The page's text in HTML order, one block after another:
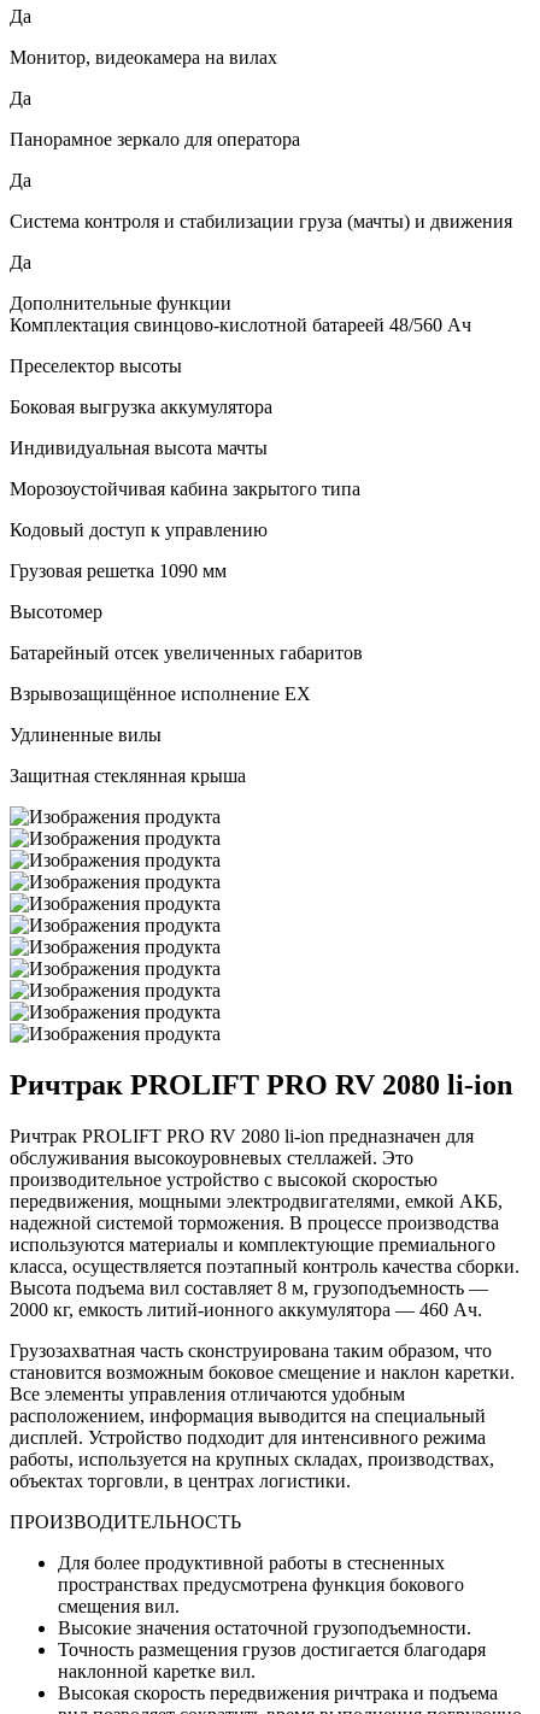
Да
Монитор, видеокамера на вилах
Да
Панорамное зеркало для оператора
Да
Система контроля и стабилизации груза (мачты) и движения
Да
Дополнительные функции
Комплектация свинцово-кислотной батареей 48/560 Ач
Преселектор высоты
Боковая выгрузка аккумулятора
Индивидуальная высота мачты
Морозоустойчивая кабина закрытого типа
Кодовый доступ к управлению
Грузовая решетка 1090 мм
Высотомер
Батарейный отсек увеличенных габаритов
Взрывозащищённое исполнение EX
Удлиненные вилы
Защитная стеклянная крыша
Ричтрак PROLIFT PRO RV 2080 li-ion
Ричтрак PROLIFT PRO RV 2080 li-ion предназначен для
обслуживания высокоуровневых стеллажей. Это
производительное устройство с высокой скоростью
передвижения, мощными электродвигателями, емкой АКБ,
надежной системой торможения. В процессе производства
используются материалы и комплектующие премиального
класса, осуществляется поэтапный контроль качества сборки.
Высота подъема вил составляет 8 м, грузоподъемность —
2000 кг, емкость литий-ионного аккумулятора — 460 Ач.
Грузозахватная часть сконструирована таким образом, что
становится возможным боковое смещение и наклон каретки.
Все элементы управления отличаются удобным
расположением, информация выводится на специальный
дисплей. Устройство подходит для интенсивного режима
работы, используется на крупных складах, производствах,
объектах торговли, в центрах логистики.
ПРОИЗВОДИТЕЛЬНОСТЬ
Для более продуктивной работы в стесненных
пространствах предусмотрена функция бокового
смещения вил.
Высокие значения остаточной грузоподъемности.
Точность размещения грузов достигается благодаря
наклонной каретке вил.
Высокая скорость передвижения ричтрака и подъема